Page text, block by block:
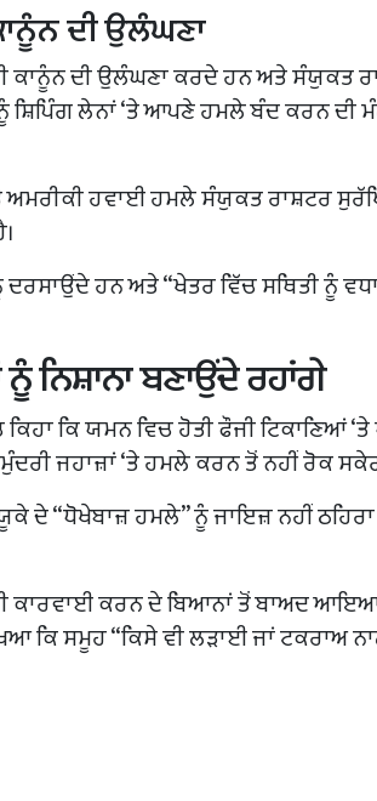
ਦੀ ਉਲੰਘਣਾ
ਕਾਨੂੰਨ ਦੀ ਉਲੰਘਣਾ ਕਰਦੇ ਹਨ ਅਤੇ ਸੰਯੁਕਤ
ਸ਼ਿਪਿੰਗ ਲੇਨਾਂ ‘ਤੇ ਆਪਣੇ ਹਮਲੇ ਬੰਦ ਕਰਨ ਦੀ
ਅਮਰੀਕੀ ਹਵਾਈ ਹਮਲੇ ਸੰਯੁਕਤ ਰਾਸ਼ਟਰ
ਦਰਸਾਉਂਦੇ ਹਨ ਅਤੇ “ਖੇਤਰ ਵਿੱਚ ਸਥਿਤੀ ਨੂੰ
ਨਿਸ਼ਾਨਾ ਬਣਾਉਂਦੇ ਰਹਾਂਗੇ
ਕਿ ਯਮਨ ਵਿਚ ਹੋਤੀ ਫੌਜੀ ਟਿਕਾਣਿਆਂ
ਜਹਾਜ਼ਾਂ ‘ਤੇ ਹਮਲੇ ਕਰਨ ਤੋਂ ਨਹੀਂ ਰੋਕ
ਦੇ “ਧੋਖੇਬਾਜ਼ ਹਮਲੇ” ਨੂੰ ਜਾਇਜ਼ ਨਹੀਂ
ਕਰਨ ਦੇ ਬਿਆਨਾਂ ਤੋਂ ਬਾਅਦ
ਕਿ ਸਮੂਹ “ਕਿਸੇ ਵੀ ਲੜਾਈ ਜਾਂ ਟਕਰਾਅ